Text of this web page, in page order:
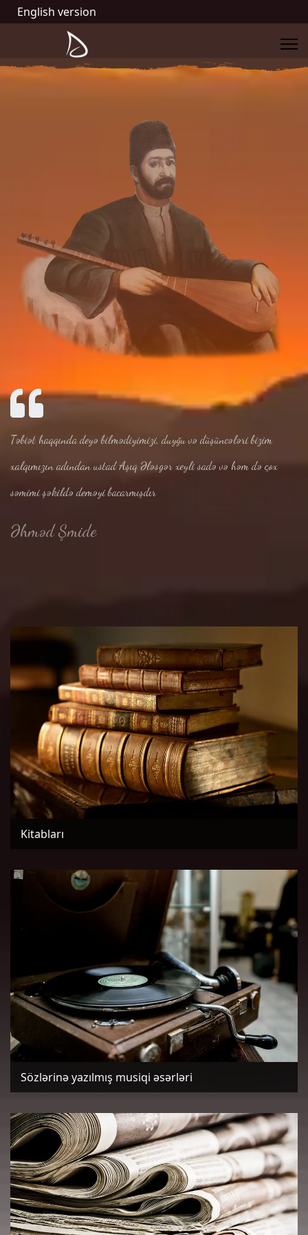
English version
Təbiət haqqında deyə bilmədiyimizi, duyğu və düşüncələri bizim
xalqımızın adından ustad Aşıq Ələsgər xeyli sadə və həm də çox
səmimi şəkildə deməyi bacarmışdır
Əhməd Şmide
Kitabları
Sözlərinə yazılmış musiqi əsərləri